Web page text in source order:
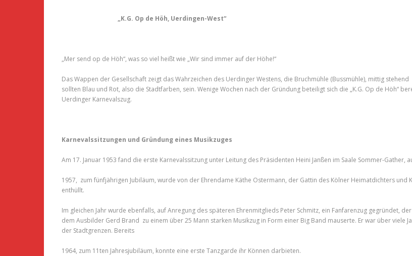
„K.G. Op de Höh, Uerdingen-West“
„Mer send op de Höh“, was so viel heißt wie „Wir sind immer auf der Höhe!“
Das Wappen der Gesellschaft zeigt das Wahrzeichen des Uerdinger Westens, die Bruchmühle (Bussmühle), mittig
sollten Blau und Rot, also die Stadtfarben, sein. Wenige Wochen nach der Gründung beteiligt sich die „K.G. Op de Höh“
Uerdinger Karnevalszug.
Karnevalssitzungen und Gründung eines Musikzuges
Am 17. Januar 1953 fand die erste Karnevalssitzung unter Leitung des Präsidenten Heini Janßen im Saale Sommer-
1957, zum fünfjährigen Jubiläum, wurde von der Ehrendame Käthe Ostermann, der Gattin des Kölner Heimatdichters
enthüllt.
Im gleichen Jahr wurde ebenfalls, auf Anregung des späteren Ehrenmitglieds Peter Schmitz, ein Fanfarenzug gegründet,
dem Ausbilder Gerd Brand zu einem über 25 Mann starken Musikzug in Form einer Big Band mauserte. Er war über viele
der Stadtgrenzen. Bereits
1964, zum 11ten Jahresjubiläum, konnte eine erste Tanzgarde ihr Können darbieten.